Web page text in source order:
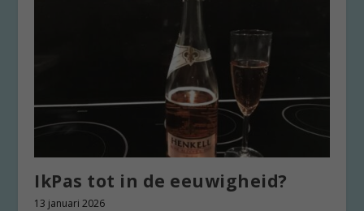
IkPas tot in de eeuwigheid?
13 januari 2026